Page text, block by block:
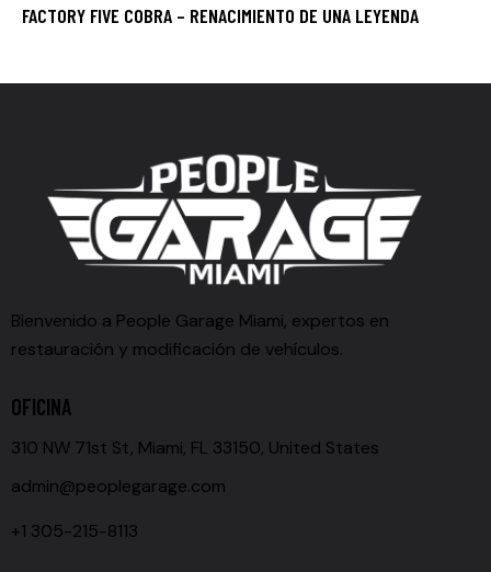
FACTORY FIVE COBRA – RENACIMIENTO DE UNA LEYENDA
Bienvenido a People Garage Miami, expertos en
restauración y modificación de vehículos.
OFICINA
310 NW 71st St, Miami, FL 33150, United States
admin@peoplegarage.com
+1 305-215-8113